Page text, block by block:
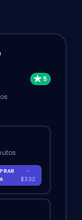
-
$3.32